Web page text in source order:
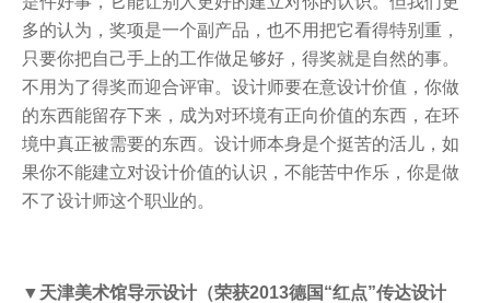
多的认为，奖项是一个副产品，也不用把它看得特别重，
只要你把自己手上的工作做足够好，得奖就是自然的事。
不用为了得奖而迎合评审。设计师要在意设计价值，你做
的东西能留存下来，成为对环境有正向价值的东西，在环
境中真正被需要的东西。设计师本身是个挺苦的活儿，如
果你不能建立对设计价值的认识，不能苦中作乐，你是做
不了设计师这个职业的。
▼天津美术馆导示设计（荣获2013德国“红点”传达设计